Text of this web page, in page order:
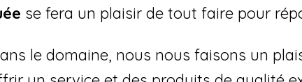
se fera un plaisir de tout faire pour
le domaine, nous nous faisons un